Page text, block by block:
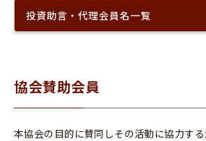
投資助言・代理会員名一覧
協会賛助会員
本協会の目的に賛同しその活動に協力す